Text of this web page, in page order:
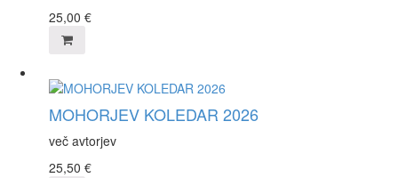
25,00 €
MOHORJEV KOLEDAR 2026
več avtorjev
25,50 €